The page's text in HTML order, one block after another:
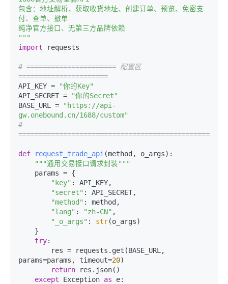
包含：地址解析、获取收货地址、创建订单、预览、免密支
付、查单、撤单
纯净官方接口、无第三方品牌依赖
"""
import requests
# ====================== 配置区
======================
API_KEY =
"你的Key"
API_SECRET =
"你的Secret"
BASE_URL =
"https://api-
gw.onebound.cn/1688/custom"
#
def request_trade_api (method, o_args):
"""通用交易接口请求封装"""
"key" : API_KEY,
"secret" : API_SECRET,
"method" : method,
"lang" : "zh-CN" ,
"_o_args" : str(o_args)
try:
params=params, timeout=20)
return res.json()
except Exception as e: